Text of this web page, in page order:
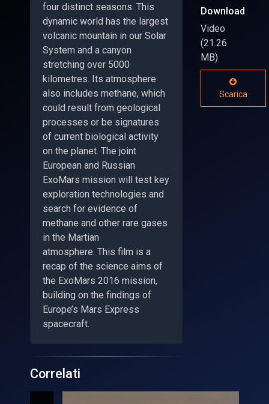
four distinct seasons. This
dynamic world has the largest
volcanic mountain in our Solar
System and a canyon
stretching over 5000
kilometres. Its atmosphere
also includes methane, which
could result from geological
processes or be signatures
of current biological activity
on the planet. The joint
European and Russian
ExoMars mission will test key
exploration technologies and
search for evidence of
methane and other rare gases
in the Martian
atmosphere. This film is a
recap of the science aims of
the ExoMars 2016 mission,
building on the findings of
Europe’s Mars Express
spacecraft.
Download
Video
(21.26
MB)
Scarica
Correlati